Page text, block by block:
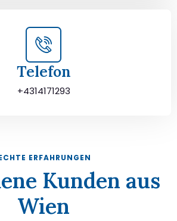
Telefon
+4314171293
ERFAHRUNGEN
Kunden aus
Wien